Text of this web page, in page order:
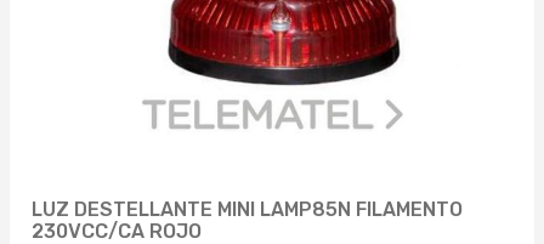
LUZ DESTELLANTE MINI LAMP85N FILAMENTO
230VCC/CA ROJO